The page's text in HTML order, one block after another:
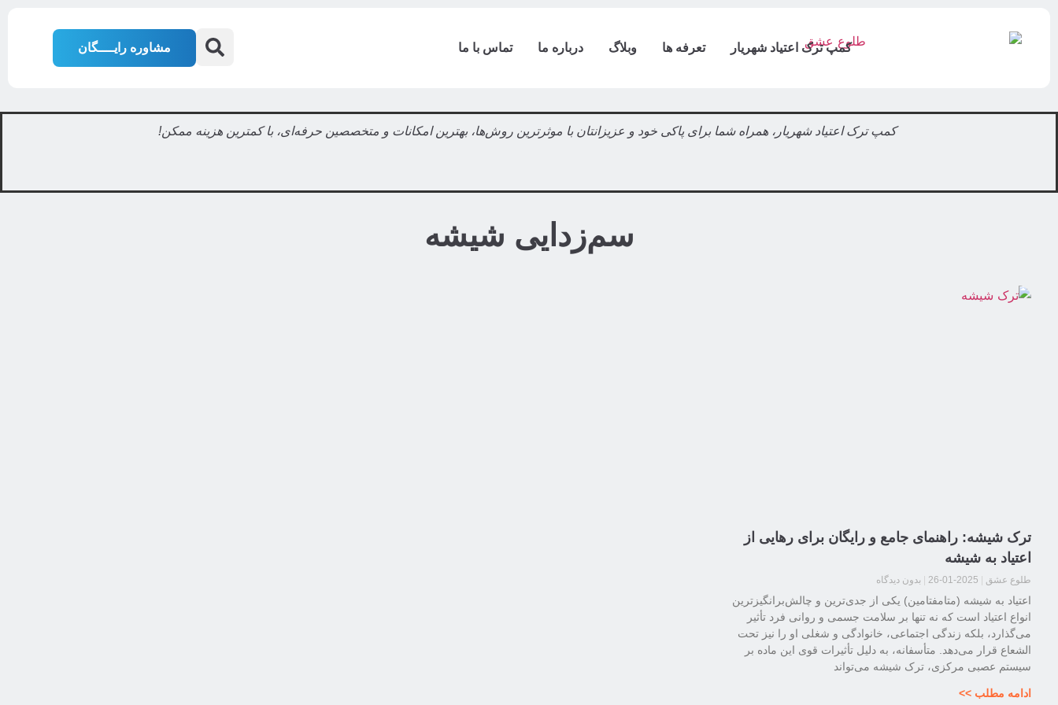
کمپ ترک اعتیاد شهریار تعرفه ها وبلاگ درباره ما تماس با ما مشاوره رایــــگان
کمپ ترک اعتیاد شهریار، همراه شما برای پاکی خود و عزیزانتان با موثرترین روش‌ها، بهترین امکانات و متخصصین حرفه‌ای، با کمترین هزینه ممکن!
سم‌زدایی شیشه
ترک شیشه: راهنمای جامع و رایگان برای رهایی از
اعتیاد به شیشه
طلوع عشق بدون دیدگاه
اعتیاد به شیشه (متامفتامین) یکی از جدی‌ترین و چالش‌برانگیزترین
انواع اعتیاد است که نه تنها بر سلامت جسمی و روانی فرد تأثیر
می‌گذارد، بلکه زندگی اجتماعی، خانوادگی و شغلی او را نیز تحت
الشعاع قرار می‌دهد. متأسفانه، به دلیل تأثیرات قوی این ماده بر
سیستم عصبی مرکزی، ترک شیشه می‌تواند
ادامه مطلب >>